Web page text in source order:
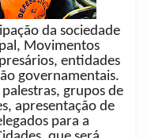
da sociedade
Movimentos
entidades
governamentais.
grupos de
apresentação de
para a